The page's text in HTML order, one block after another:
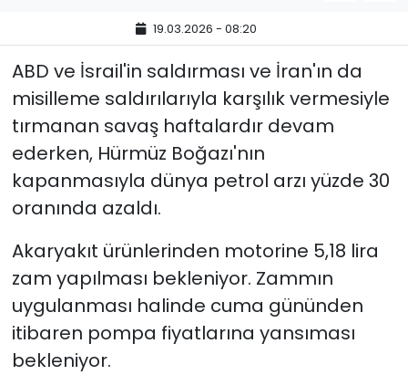
19.03.2026 - 08:20
ABD ve İsrail'in saldırması ve İran'ın da
misilleme saldırılarıyla karşılık vermesiyle
tırmanan savaş haftalardır devam
ederken, Hürmüz Boğazı'nın
kapanmasıyla dünya petrol arzı yüzde 30
oranında azaldı.
Akaryakıt ürünlerinden motorine 5,18 lira
zam yapılması bekleniyor. Zammın
uygulanması halinde cuma gününden
itibaren pompa fiyatlarına yansıması
bekleniyor.